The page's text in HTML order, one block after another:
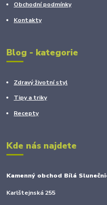
Obchodní podmínky
Kontakty
Blog - kategorie
Zdravý životní styl
Tipy a triky
Recepty
Kde nás najdete
Kamenný obchod Bílá
Karlštejnská 255